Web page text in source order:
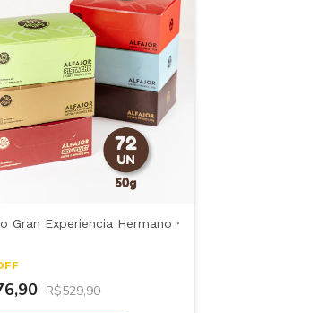
Gran Experiencia Hermano ·
R$529,90